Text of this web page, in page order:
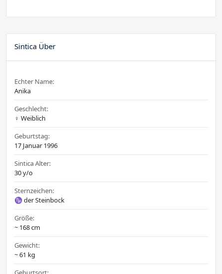
Sintica Über
Echter Name:
Anika
Geschlecht:
♀️ Weiblich
Geburtstag:
17 Januar 1996
Sintica Alter:
30 y/o
Sternzeichen:
♑ der Steinbock
Größe:
~ 168 cm
Gewicht:
~ 61 kg